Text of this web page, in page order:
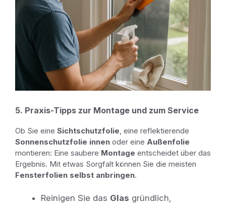
5. Praxis-Tipps zur Montage und zum Service
Ob Sie eine Sichtschutzfolie, eine reflektierende
Sonnenschutzfolie innen oder eine Außenfolie
montieren: Eine saubere Montage entscheidet über das
Ergebnis. Mit etwas Sorgfalt können Sie die meisten
Fensterfolien selbst anbringen.
Reinigen Sie das Glas gründlich,